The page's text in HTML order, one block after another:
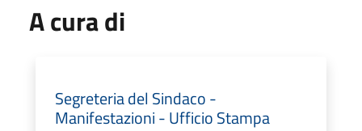
A cura di
Segreteria del Sindaco -
Manifestazioni - Ufficio Stampa